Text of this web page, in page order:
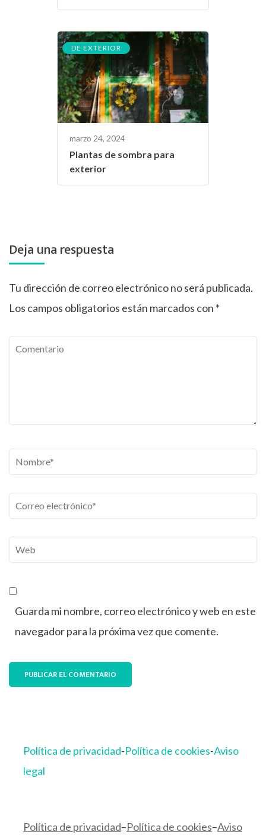
DE EXTERIOR
marzo 24, 2024
Plantas de sombra para
exterior
Deja una respuesta
Tu dirección de correo electrónico no será publicada.
Los campos obligatorios están marcados con *
Comentario
Nombre*
Correo
electrónico*
Web
Guarda mi nombre, correo electrónico y web en este
navegador para la próxima vez que comente.
Política de privacidad-Política de cookies-Aviso
legal
Política de privacidad–Política de cookies–Aviso